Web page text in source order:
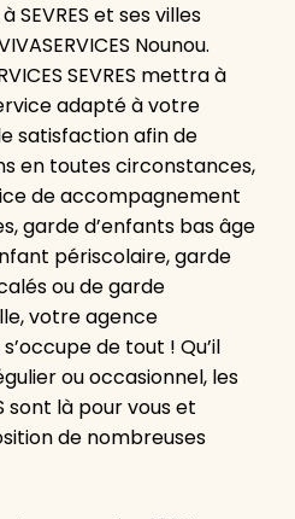
SEVRES et ses villes
Nounou.
SEVRES mettra à
adapté à votre
satisfaction afin de
en toutes circonstances,
de accompagnement
garde d’enfants bas âge
périscolaire, garde
ou de garde
votre agence
s’occupe de tout ! Qu’il
ou occasionnel, les
sont là pour vous et
de nombreuses